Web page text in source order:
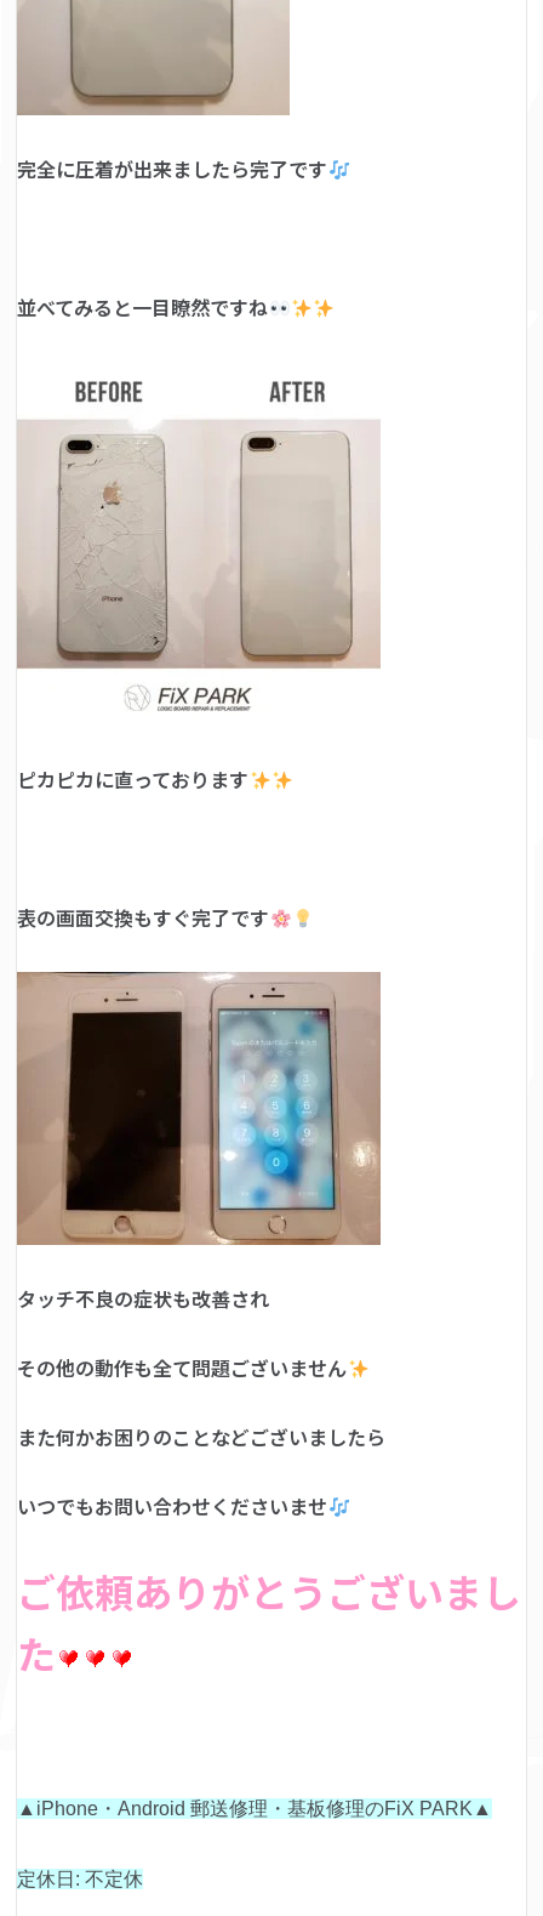
完全に圧着が出来ましたら完了です
並べてみると一目瞭然ですね
ピカピカに直っております
表の画面交換もすぐ完了です
タッチ不良の症状も改善され
その他の動作も全て問題ございません
また何かお困りのことなどございましたら
いつでもお問い合わせくださいませ
ご依頼ありがとうございまし
た
▲iPhone・Android 郵送修理・基板修理のFiX PARK▲
定休日: 不定休